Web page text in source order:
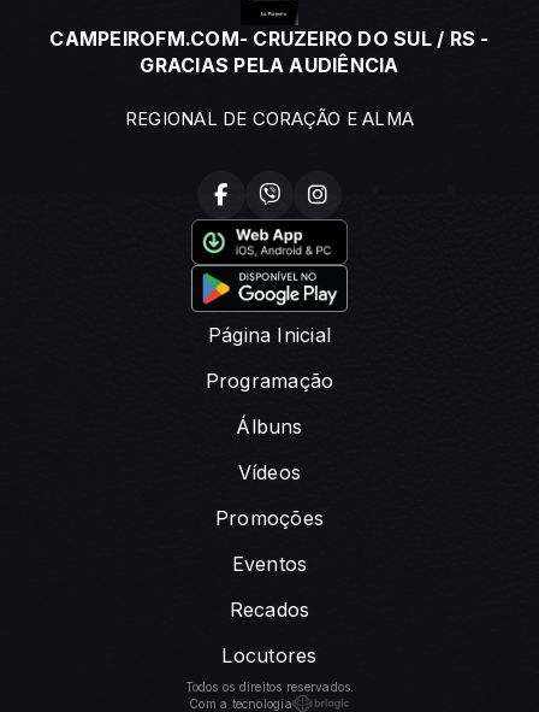
CAMPEIROFM.COM- CRUZEIRO DO SUL / RS -
GRACIAS PELA AUDIÊNCIA
REGIONAL DE CORAÇÃO E ALMA
Página Inicial
Programação
Álbuns
Vídeos
Promoções
Eventos
Recados
Locutores
Todos os direitos reservados.
Com a tecnologia